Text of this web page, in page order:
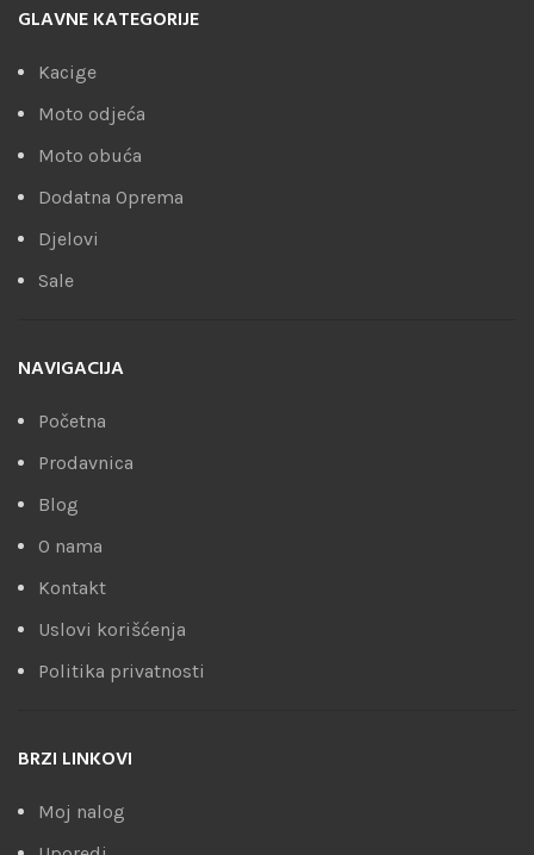
GLAVNE KATEGORIJE
Kacige
Moto odjeća
Moto obuća
Dodatna Oprema
Djelovi
Sale
NAVIGACIJA
Početna
Prodavnica
Blog
O nama
Kontakt
Uslovi korišćenja
Politika privatnosti
BRZI LINKOVI
Moj nalog